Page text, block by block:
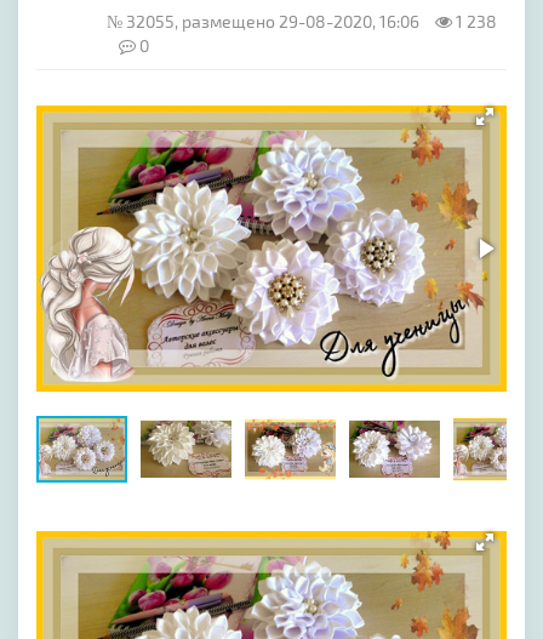
№ 32055, размещено 29-08-2020, 16:06
1 238
0